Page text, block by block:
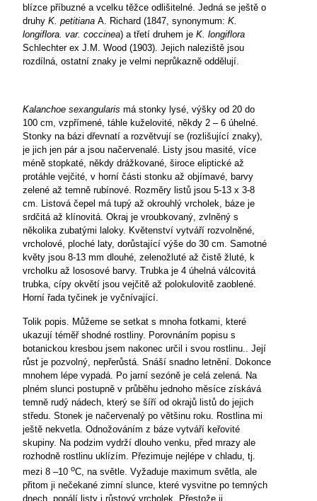
blízce příbuzné a vcelku těžce odlišitelné. Jedná se ještě o
druhy K. petitiana A. Richard (1847, synonymum: K.
longiflora. var. coccinea) a třetí druhem je K. longiflora
Schlechter ex J.M. Wood (1903). Jejich naleziště jsou
rozdílná, ostatní znaky je velmi neprůkazně oddělují.
Kalanchoe sexangularis má stonky lysé, výšky od 20 do
100 cm, vzpřímené, táhle kuželovité, někdy 2 – 6 úhelné.
Stonky na bázi dřevnatí a rozvětvují se (rozlišující znaky),
je jich jen pár a jsou načervenalé. Listy jsou masité, více
méně stopkaté, někdy drážkované, široce eliptické až
protáhle vejčité, v horní části stonku až objímavé, barvy
zelené až temně rubínové. Rozměry listů jsou 5-13 x 3-8
cm. Listová čepel má tupý až okrouhlý vrcholek, báze je
srdčitá až klínovitá. Okraj je vroubkovaný, zvlněný s
několika zubatými laloky. Květenství vytváří rozvolněné,
vrcholové, ploché laty, dorůstající výše do 30 cm. Samotné
květy jsou 8-13 mm dlouhé, zelenožluté až čistě žluté, k
vrcholku až lososové barvy. Trubka je 4 úhelná válcovitá
trubka, cípy okvětí jsou vejčitě až polokulovitě zaoblené.
Horní řada tyčinek je vyčnívající.
Tolik popis. Můžeme se setkat s mnoha fotkami, které
ukazují téměř shodné rostliny. Porovnáním popisu s
botanickou kresbou jsem nakonec určil i svou rostlinu.. Její
růst je pozvolný, nepřerůstá. Snáší snadno letnění. Dokonce
mnohem lépe vypadá. Po jarní sezóně je celá zelená. Na
plném slunci postupně v průběhu jednoho měsíce získává
temně rudý nádech, který se šíří od okrajů listů do jejich
středu. Stonek je načervenalý po většinu roku. Rostlina mi
ještě nekvetla. Odnožováním z báze vytváří keřovité
skupiny. Na podzim vydrží dlouho venku, před mrazy ale
rozhodně rostlinu uklízím. Přezimuje nejlépe v chladu, tj.
mezi 8 –10 oC, na světle. Vyžaduje maximum světla, ale
přitom ji nečekané zimní slunce, které vysvitne po temných
dnech, popálí listy i růstový vrcholek. Přestože ji